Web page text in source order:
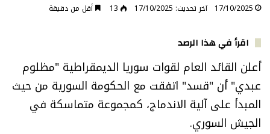
17/10/2025 آخر تحديث: 17/10/2025 13 أقل من دقيقة
اقرأ في هذا الرصد
أعلن القائد العام لقوات سوريا الديمقراطية "مظلوم
عبدي" أن "قسد" اتفقت مع الحكومة السورية من حيث
المبدأ على آلية الاندماج، كمجموعة متماسكة في
الجيش السوري.